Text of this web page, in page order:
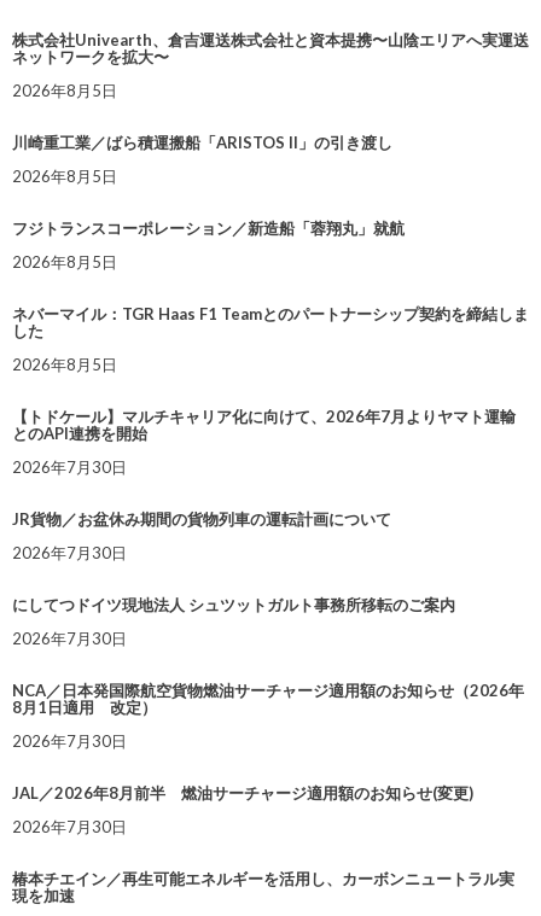
株式会社Univearth、倉吉運送株式会社と資本提携〜山陰エリアへ実運送
ネットワークを拡大〜
2026年8月5日
川崎重工業／ばら積運搬船「ARISTOS II」の引き渡し
2026年8月5日
フジトランスコーポレーション／新造船「蓉翔丸」就航
2026年8月5日
ネバーマイル：TGR Haas F1 Teamとのパートナーシップ契約を締結しま
した
2026年8月5日
【トドケール】マルチキャリア化に向けて、2026年7月よりヤマト運輸
とのAPI連携を開始
2026年7月30日
JR貨物／お盆休み期間の貨物列車の運転計画について
2026年7月30日
にしてつドイツ現地法人 シュツットガルト事務所移転のご案内
2026年7月30日
NCA／日本発国際航空貨物燃油サーチャージ適用額のお知らせ（2026年
8月1日適用 改定）
2026年7月30日
JAL／2026年8月前半 燃油サーチャージ適用額のお知らせ(変更)
2026年7月30日
椿本チエイン／再生可能エネルギーを活用し、カーボンニュートラル実
現を加速